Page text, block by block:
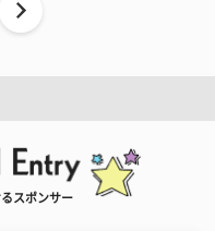
スポンサー